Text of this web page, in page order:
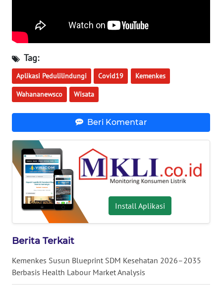
Tag:
Aplikasi Pedulilindungi Covid19 Kemenkes
Wahananewsco Wisata
Beri Komentar
Install Aplikasi
Berita Terkait
Kemenkes Susun Blueprint SDM Kesehatan 2026–2035
Berbasis Health Labour Market Analysis
WN
JATENG
WN
NUSANTARA
WN
WN
JATIM
BALI
WN
KALBAR
WN
KALTENG